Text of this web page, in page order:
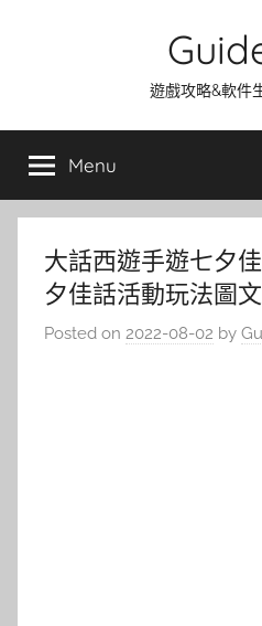
遊戲攻略&軟件
Menu
大話西遊手遊七夕
夕佳話活動玩法圖
Posted on 2022-08-02 by